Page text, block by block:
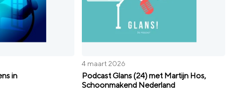
in
4 maart 2026
Podcast Glans (24) met Martijn Hos,
Schoonmakend Nederland